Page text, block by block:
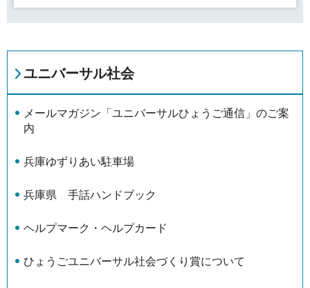
ユニバーサル社会
メールマガジン「ユニバーサルひょうご通信」のご案
内
兵庫ゆずりあい駐車場
兵庫県 手話ハンドブック
ヘルプマーク・ヘルプカード
ひょうごユニバーサル社会づくり賞について